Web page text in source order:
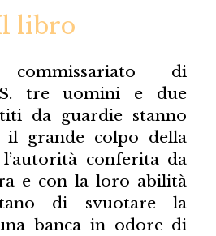
libro
di
tre uomini e due
da guardie stanno
il grande colpo della
conferita da
e con la loro abilità
di svuotare la
banca in odore di